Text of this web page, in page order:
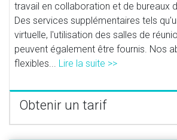
travail en collaboration et de bureaux
Des services supplémentaires tels
virtuelle, l'utilisation des salles de
peuvent également être fournis. Nos
flexibles... Lire la suite >>
Obtenir un tarif